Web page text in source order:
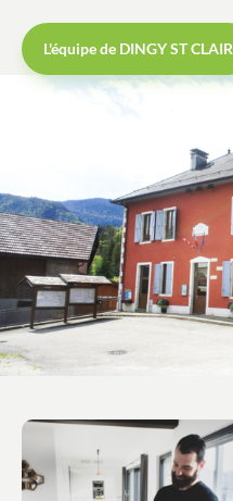
L'équipe de DINGY ST CLAIR